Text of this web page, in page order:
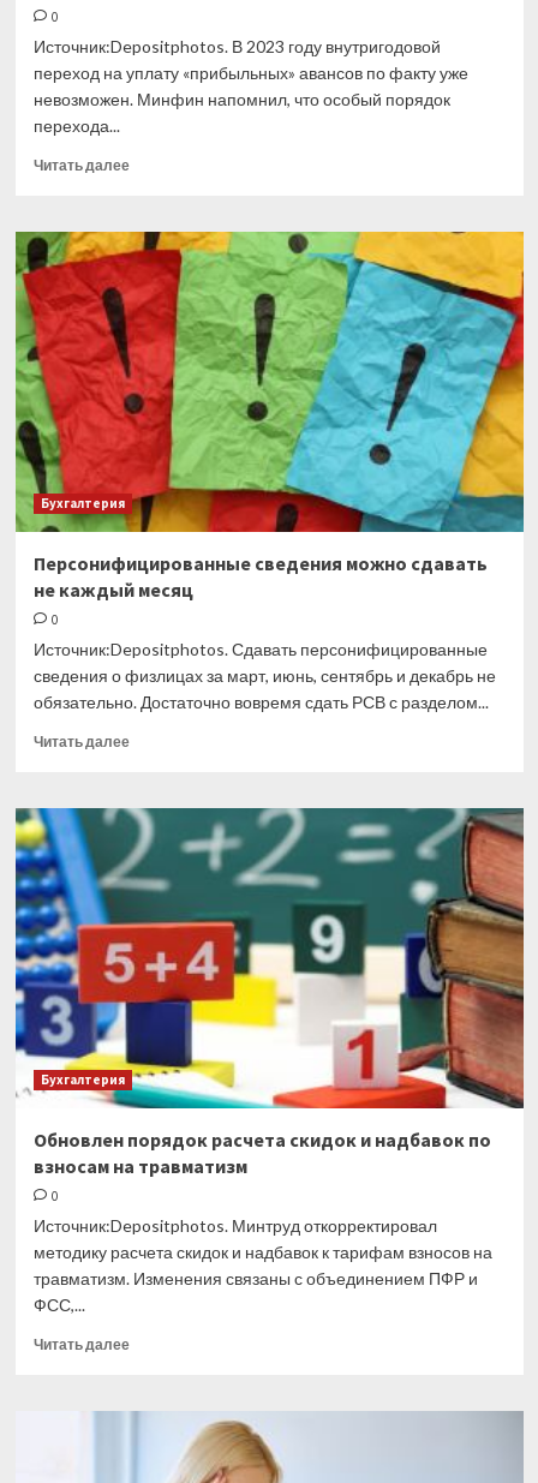
0
Источник:Depositphotos. В 2023 году внутригодовой
переход на уплату «прибыльных» авансов по факту уже
невозможен. Минфин напомнил, что особый порядок
перехода...
Читать далееПрочитать
Сменить
порядок
уплаты
«прибыльных»
авансов
посреди
года
больше
нельзя
Бухгалтерия
Персонифицированные сведения можно сдавать
не каждый месяц
0
Источник:Depositphotos. Сдавать персонифицированные
сведения о физлицах за март, июнь, сентябрь и декабрь не
обязательно. Достаточно вовремя сдать РСВ с разделом...
Читать далееПрочитать
Персонифицированные
сведения
можно
сдавать
каждый
месяц
Бухгалтерия
Обновлен порядок расчета скидок и надбавок по
взносам на травматизм
0
Источник:Depositphotos. Минтруд откорректировал
методику расчета скидок и надбавок к тарифам взносов на
травматизм. Изменения связаны с объединением ПФР и
ФСС,...
Читать далееПрочитать
Обновлен
расчета
скидок